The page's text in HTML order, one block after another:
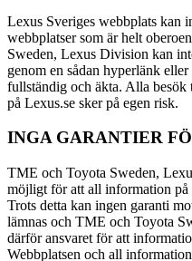
Lexus Sveriges webbplats kan
webbplatser som är helt
Sweden, Lexus Division kan
genom en sådan hyperlänk
fullständig och äkta. Alla besök
på Lexus.se sker på egen risk.
INGA GARANTIER
TME och Toyota Sweden,
möjligt för att all information på
Trots detta kan ingen garanti
lämnas och TME och Toyota
därför ansvaret för att
Webbplatsen och all